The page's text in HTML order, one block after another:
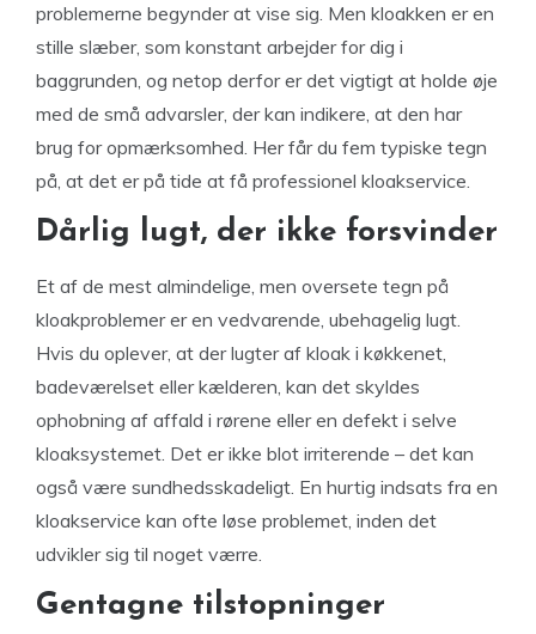
problemerne begynder at vise sig. Men kloakken er en
stille slæber, som konstant arbejder for dig i
baggrunden, og netop derfor er det vigtigt at holde øje
med de små advarsler, der kan indikere, at den har
brug for opmærksomhed. Her får du fem typiske tegn
på, at det er på tide at få professionel kloakservice.
Dårlig lugt, der ikke forsvinder
Et af de mest almindelige, men oversete tegn på
kloakproblemer er en vedvarende, ubehagelig lugt.
Hvis du oplever, at der lugter af kloak i køkkenet,
badeværelset eller kælderen, kan det skyldes
ophobning af affald i rørene eller en defekt i selve
kloaksystemet. Det er ikke blot irriterende – det kan
også være sundhedsskadeligt. En hurtig indsats fra en
kloakservice kan ofte løse problemet, inden det
udvikler sig til noget værre.
Gentagne tilstopninger